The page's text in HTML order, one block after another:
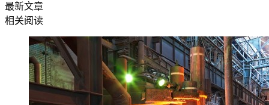
最新文章
相关阅读